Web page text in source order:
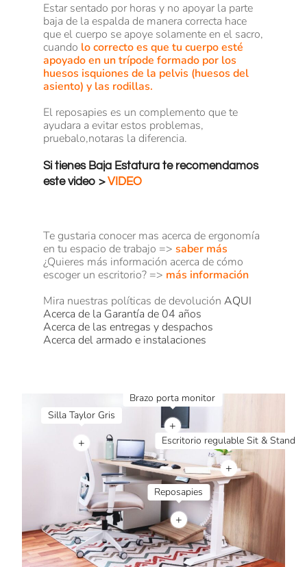
Estar sentado por horas y no apoyar la parte
baja de la espalda de manera correcta hace
que el cuerpo se apoye solamente en el sacro,
cuando lo correcto es que tu cuerpo esté
apoyado en un trípode formado por los
huesos isquiones de la pelvis (huesos del
asiento) y las rodillas.
El reposapies es un complemento que te
ayudara a evitar estos problemas,
pruebalo,notaras la diferencia.
Si tienes Baja Estatura te recomendamos
este video >VIDEO
Te gustaria conocer mas acerca de ergonomía
en tu espacio de trabajo => saber más
¿Quieres más información acerca de cómo
escoger un escritorio? => más información
Mira nuestras políticas de devolución AQUI
Acerca de la Garantía de 04 años
Acerca de las entregas y despachos
Acerca del armado e instalaciones
+
+
+
+